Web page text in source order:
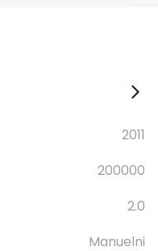
2011
200000
2.0
Manuelni